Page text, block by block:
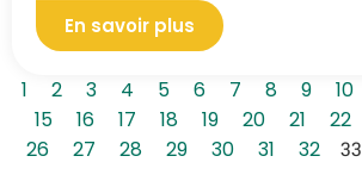
En savoir plus
1 2 3 4 5 6 7 8 9 10
15
16 17 18 19 20 21 22
26
27 28 29 30 31 32 33